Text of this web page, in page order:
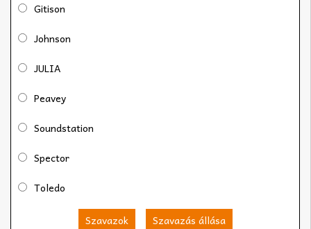
Gitison
Johnson
JULIA
Peavey
Soundstation
Spector
Toledo
Szavazok Szavazás állása